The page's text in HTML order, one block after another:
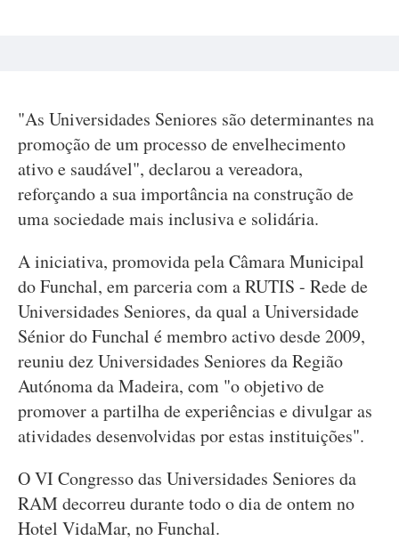
"As Universidades Seniores são determinantes na
promoção de um processo de envelhecimento
ativo e saudável", declarou a vereadora,
reforçando a sua importância na construção de
uma sociedade mais inclusiva e solidária.
A iniciativa, promovida pela Câmara Municipal
do Funchal, em parceria com a RUTIS - Rede de
Universidades Seniores, da qual a Universidade
Sénior do Funchal é membro activo desde 2009,
reuniu dez Universidades Seniores da Região
Autónoma da Madeira, com "o objetivo de
promover a partilha de experiências e divulgar as
atividades desenvolvidas por estas instituições".
O VI Congresso das Universidades Seniores da
RAM decorreu durante todo o dia de ontem no
Hotel VidaMar, no Funchal.